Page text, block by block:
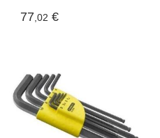
8-19 mm - Argent
(Gris)
77,02 €